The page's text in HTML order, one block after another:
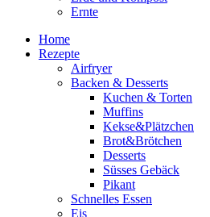
Ernte
Home
Rezepte
Airfryer
Backen & Desserts
Kuchen & Torten
Muffins
Kekse&Plätzchen
Brot&Brötchen
Desserts
Süsses Gebäck
Pikant
Schnelles Essen
Eis